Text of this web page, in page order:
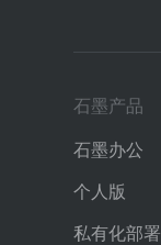
石墨产品
石墨办公
个人版
私有化部署